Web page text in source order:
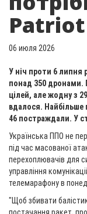
Patriot
06 июля 2026
У ніч проти 6 липня
понад 350 дронами.
цілей, але жодну з
вдалося. Найбільше
46 постраждали. У
Українська ППО не
під час масованої
перехоплювачів для
управління
телемарафону в
"Щоб збивати